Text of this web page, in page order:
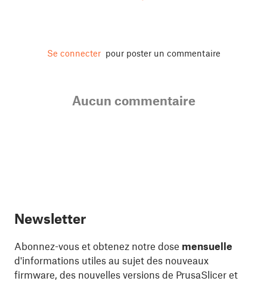
Se connecter pour poster un commentaire
Aucun commentaire
Newsletter
Abonnez-vous et obtenez notre dose mensuelle
d'informations utiles au sujet des nouveaux
firmware, des nouvelles versions de PrusaSlicer et